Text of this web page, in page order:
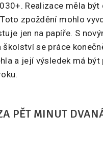
Realizace měla být
zpoždění mohlo
jen na papíře. S
se práce
a její výsledek má být
PĚT MINUT